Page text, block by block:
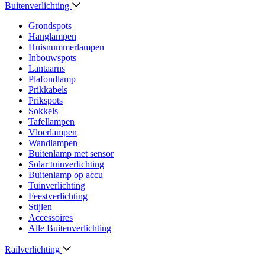
Buitenverlichting
Grondspots
Hanglampen
Huisnummerlampen
Inbouwspots
Lantaarns
Plafondlamp
Prikkabels
Prikspots
Sokkels
Tafellampen
Vloerlampen
Wandlampen
Buitenlamp met sensor
Solar tuinverlichting
Buitenlamp op accu
Tuinverlichting
Feestverlichting
Stijlen
Accessoires
Alle Buitenverlichting
Railverlichting